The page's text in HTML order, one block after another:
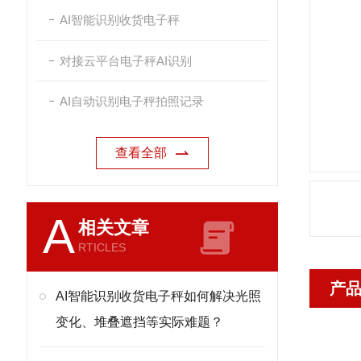
AI智能识别收货电子秤
对接云平台电子秤AI识别
AI自动识别电子秤拍照记录
查看全部
A相关文章
RTICLES
AI智能识别收货电子秤如何解决光照
变化、堆叠遮挡等实际难题？
产